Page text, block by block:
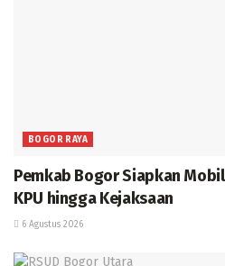
BOGOR RAYA
Pemkab Bogor Siapkan
KPU hingga Kejaksaan
6 Agustus 2026